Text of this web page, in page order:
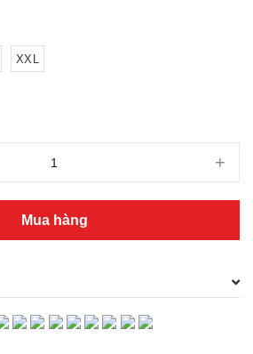
XXL
+
Mua hàng